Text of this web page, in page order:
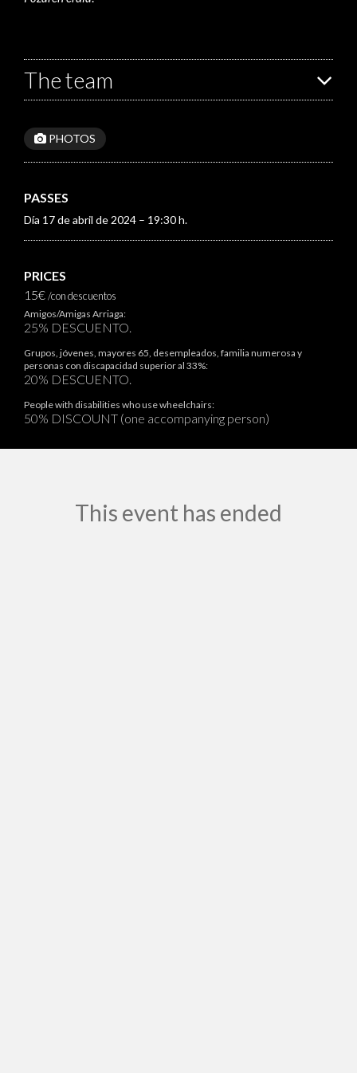
The team
PHOTOS
PASSES
Día 17 de abril de 2024 – 19:30 h.
PRICES
15€/con descuentos
Amigos/Amigas Arriaga:
25% DESCUENTO.
Grupos, jóvenes, mayores 65, desempleados, familia numerosa y
personas con discapacidad superior al 33%:
20% DESCUENTO.
People with disabilities who use wheelchairs:
50% DISCOUNT (one accompanying person)
This event has ended